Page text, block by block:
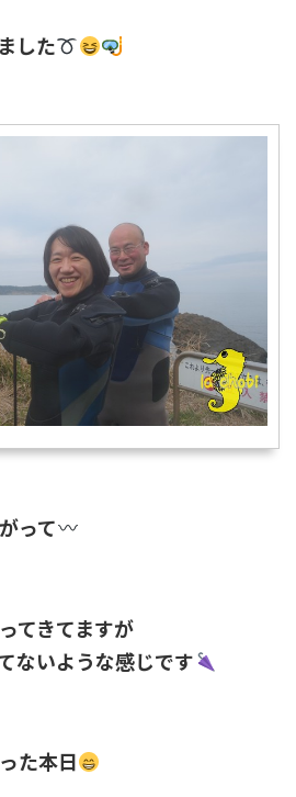
した
って
てきてますが
ないような感じです
た本日